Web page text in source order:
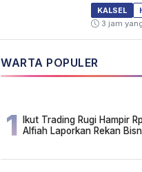
KALSEL
3 jam
WARTA POPULER
1 Ikut Trading Rugi Hampir
Alfiah Laporkan Rekan